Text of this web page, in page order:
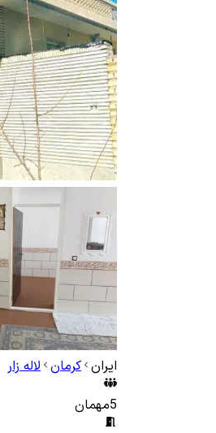
ایران کرمان لاله زار
5مهمان